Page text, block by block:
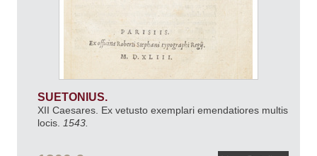
SUETONIUS.
XII Caesares. Ex vetusto exemplari emendatiores multis
locis.
1543.